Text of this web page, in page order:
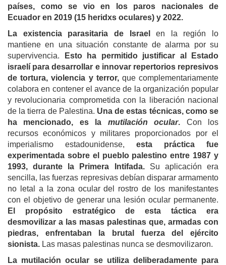
países, como se vio en los paros nacionales de
Ecuador en 2019 (15 heridxs oculares) y 2022.
La existencia parasitaria de Israel
en la región lo
mantiene en una situación constante de alarma por su
supervivencia.
Esto ha permitido justificar al Estado
israelí para desarrollar e innovar repertorios represivos
de tortura, violencia y terror, que complementariamente
colabora en contener el avance de la organización popular
y revolucionaria comprometida con la liberación nacional
de la tierra de Palestina. Una de estas técnicas, como se
ha mencionado, es la mutilación ocular. Con los
recursos económicos y militares proporcionados por el
imperialismo estadounidense, esta práctica fue
experimentada sobre el pueblo palestino entre 1987 y
1993, durante la Primera Intifada.Su aplicación era
sencilla, las fuerzas represivas debían disparar armamento
no letal a la zona ocular del rostro de los manifestantes
con el objetivo de generar una lesión ocular permanente.
El propósito estratégico de esta táctica era
desmovilizar a las masas palestinas que, armadas con
piedras, enfrentaban la brutal fuerza del ejército
sionista. Las masas palestinas nunca se desmovilizaron.
La mutilación ocular se utiliza deliberadamente para